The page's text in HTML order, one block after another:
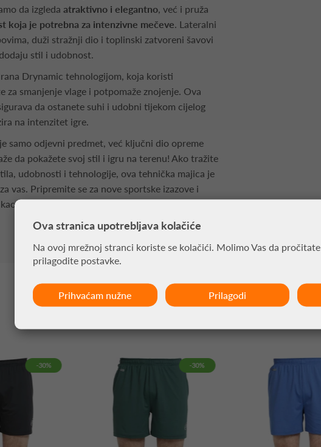
da izgleda atraktivno i elegantno, već i pruža
koja je potrebna za intenzivne mečeve. Lateralni
duži stražnji dio i toplinski zatvoreni šavovi
stil i udobnost.
Drynamic tehnologijom, koja koristi
za smanjenje vlage i potpomaže znojenje. Ova
da ostanete suhi i udobni tijekom cijelog
na intenzitet igre.
samo odjevni predmet, već ključni dio opreme
da pokažete svoj stil i igru na terenu! Ako tražite
udobnosti i tehnologije, ova tehnička majica je
vas. Pripremite se za nove sportske izazove i
nikada do sada!
MOŽDA VAS ZANIMA
Ova stranica upotrebljava kolačiće
Na ovoj mrežnoj stranci koriste se kolačići. Molimo Vas da pročitate
prilagodite postavke.
Prihvaćam nužne Prilagodi